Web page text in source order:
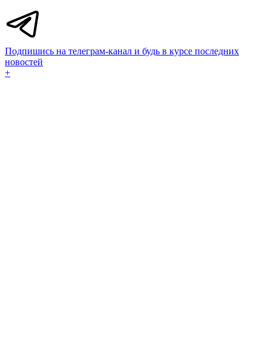
Подпишись на телеграм-канал и будь в курсе последних
новостей
+